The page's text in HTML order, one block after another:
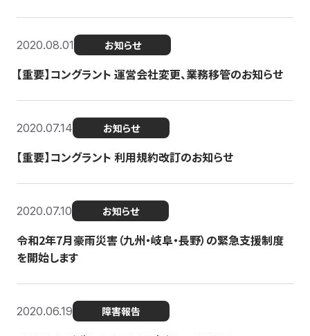
2020.08.01 お知らせ
【重要】コングラント 運営会社変更、業務移管のお知らせ
2020.07.14 お知らせ
【重要】コングラント 利用規約改訂のお知らせ
2020.07.10 お知らせ
令和2年7月豪雨災害（九州・岐阜・長野）の緊急支援制度
を開始します
2020.06.19 障害報告